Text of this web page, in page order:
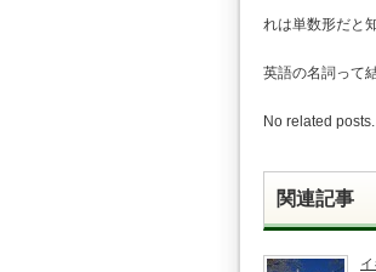
れは単数形だと
英語の名詞って
No related posts.
関連記事